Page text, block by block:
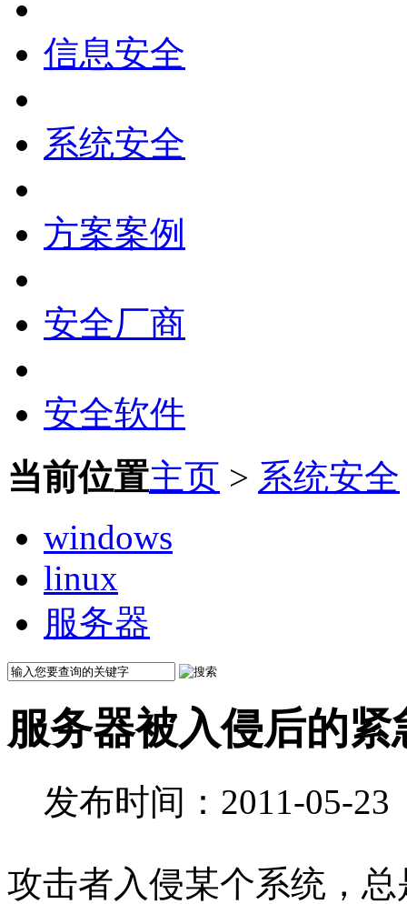
信息安全
系统安全
方案案例
安全厂商
安全软件
当前位置主页 > 系统安全
windows
linux
服务器
服务器被入侵后的紧
发布时间：2011-05-
攻击者入侵某个系统，